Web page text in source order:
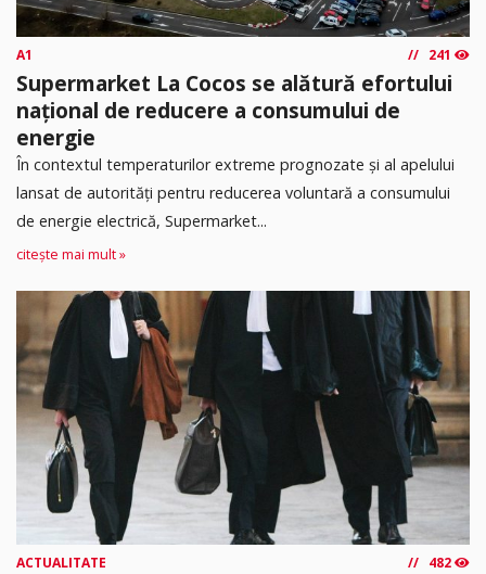
A1 241
Supermarket La Cocos se alătură efortului
național de reducere a consumului de
energie
În contextul temperaturilor extreme prognozate și al apelului
lansat de autorități pentru reducerea voluntară a consumului
de energie electrică, Supermarket...
citește mai mult »
ACTUALITATE 482